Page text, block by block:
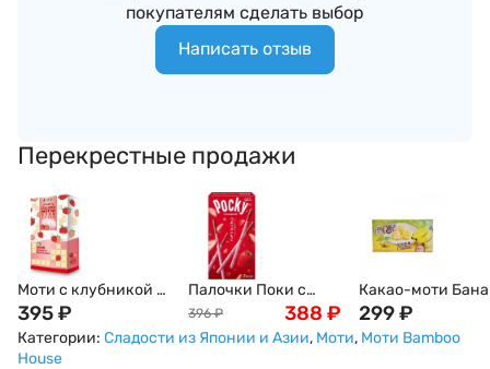
покупателям сделать выбор
Написать отзыв
Перекрестные продажи
Моти с клубникой и
кремом из белого
шоколада Дайфуку
Strawberry Bamboo
395₽
Палочки Поки с
клубничным вкусом
в шоколаде Pocky,
396 ₽ 388 ₽
Какао-моти
Тайвань, 80г
299₽
Категории: Сладости из Японии и Азии, Моти, Моти Bamboo
House